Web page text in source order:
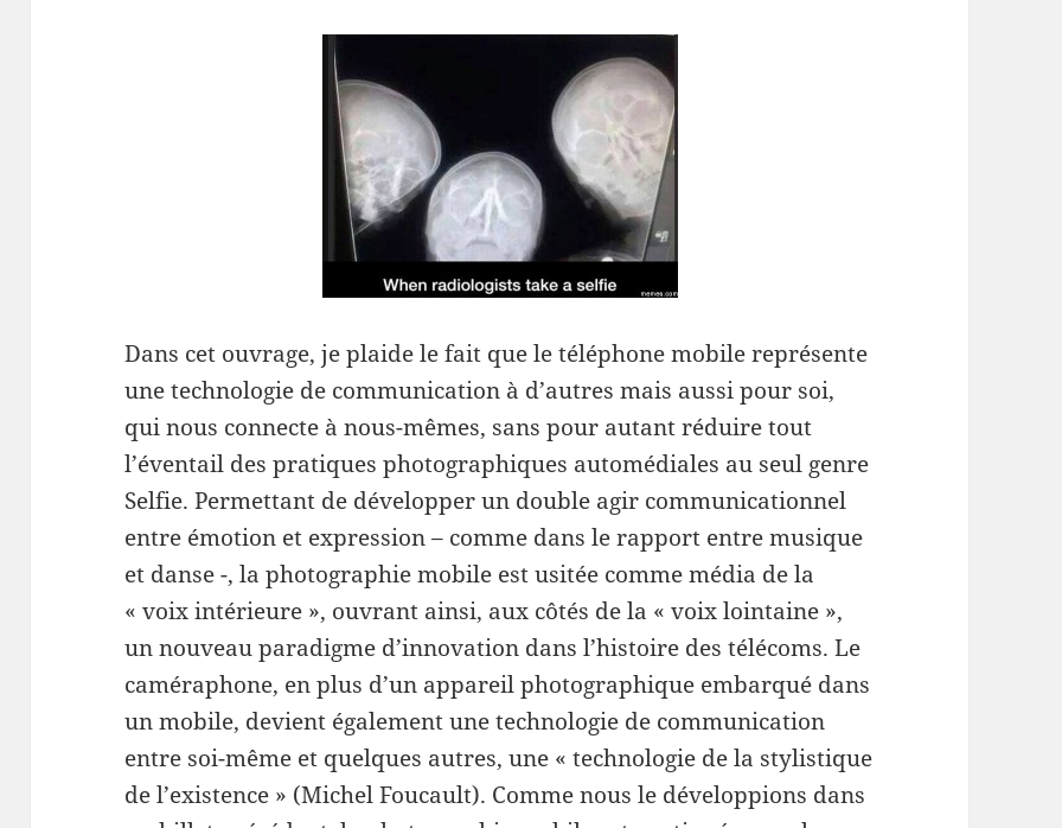
Dans cet ouvrage, je plaide le fait que le téléphone mobile représente
une technologie de communication à d’autres mais aussi pour soi,
qui nous connecte à nous-mêmes, sans pour autant réduire tout
l’éventail des pratiques photographiques automédiales au seul genre
Selfie. Permettant de développer un double agir communicationnel
entre émotion et expression – comme dans le rapport entre musique
et danse -, la photographie mobile est usitée comme média de la
« voix intérieure », ouvrant ainsi, aux côtés de la « voix lointaine »,
un nouveau paradigme d’innovation dans l’histoire des télécoms. Le
caméraphone, en plus d’un appareil photographique embarqué dans
un mobile, devient également une technologie de communication
entre soi-même et quelques autres, une « technologie de la stylistique
de l’existence » (Michel Foucault). Comme nous le développions dans